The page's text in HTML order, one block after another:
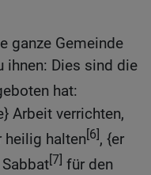
ganze Gemeinde
ihnen: Dies sind die
hat:
Arbeit verrichten,
heilig halten[6], {er
[7] für den